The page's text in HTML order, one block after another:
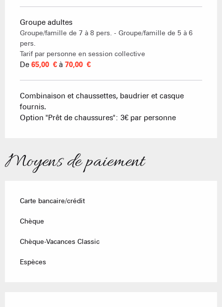
Groupe adultes
Groupe/famille de 7 à 8 pers. - Groupe/famille de 5 à 6
pers.
Tarif par personne en session collective
De 65,00 € à 70,00 €
Combinaison et chaussettes, baudrier et casque
fournis.
Option "Prêt de chaussures": 3€ par personne
Moyens de paiement
Carte bancaire/crédit
Chèque
Chèque-Vacances Classic
Espèces